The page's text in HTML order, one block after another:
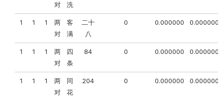
对
洗
1 1 1
两
对
客
满
二十
八
0 0.000000 0.000000
1 1 1
两
对
四
条
84 0 0.000000 0.000000
1 1 1
两
对
同
花
204 0 0.000000 0.000000